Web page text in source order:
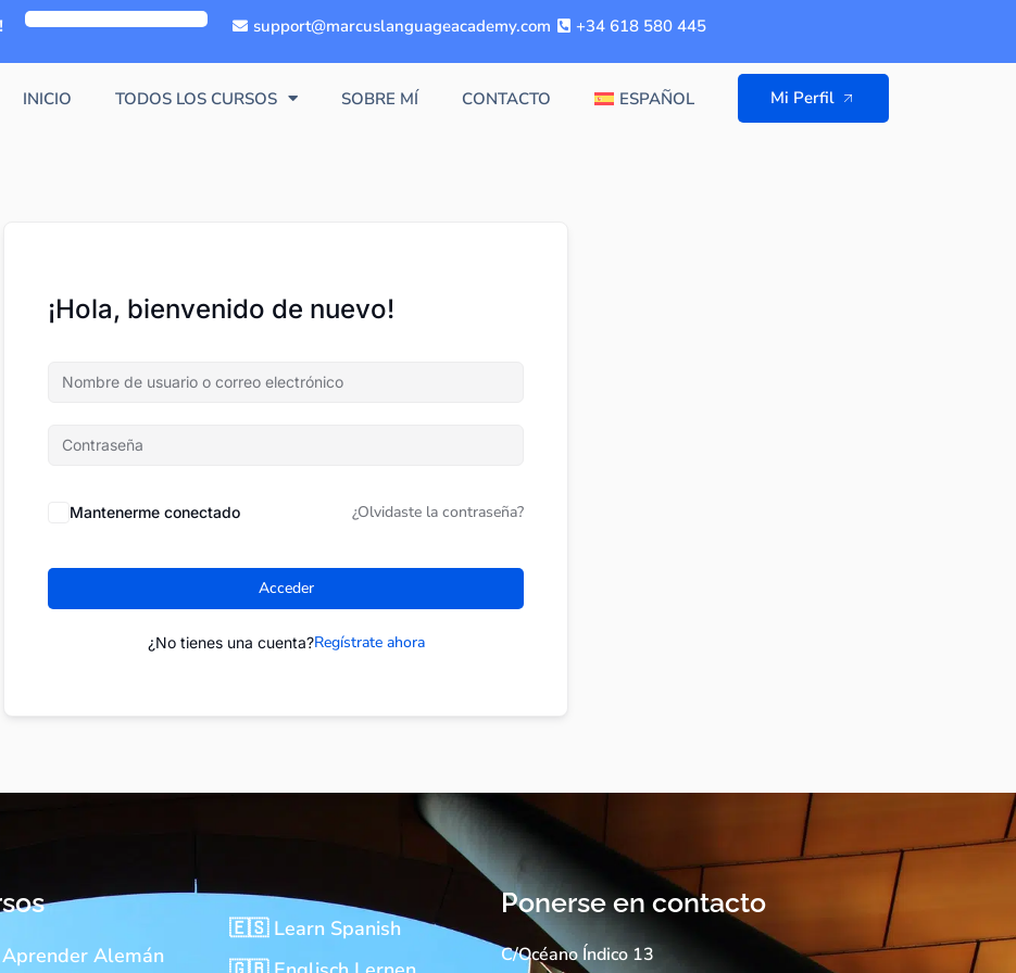
support@marcuslanguageacademy.com +34 618 580 445
INICIO TODOS LOS CURSOS SOBRE MÍ CONTACTO ESPAÑOL Mi Perfil
¡Hola, bienvenido de nuevo!
Mantenerme conectado ¿Olvidaste la contraseña?
Acceder
¿No tienes una cuenta?Regístrate ahora
Alemán
🇪🇸 Learn Spanish
Ponerse en contacto
C/Océano Índico 13